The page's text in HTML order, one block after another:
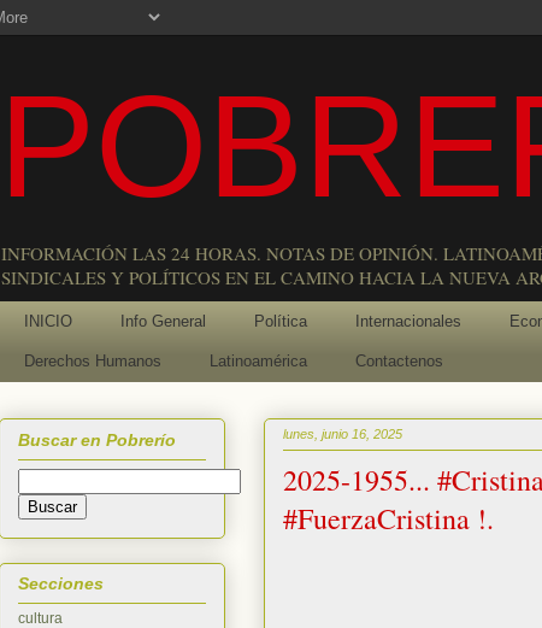
INFORMACIÓN LAS 24 HORAS. NOTAS DE OPINIÓN.
SINDICALES Y POLÍTICOS EN EL CAMINO HACIA LA NUEVA
INICIO Info General Política Internacionales
Derechos Humanos Latinoamérica Contactenos
lunes, junio 16, 2025
2025-1955...
#FuerzaCristina !.
Buscar en Pobrerío
Secciones
cultura